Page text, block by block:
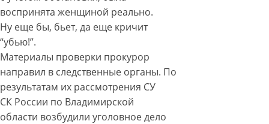
воспринята женщиной реально.
Ну еще бы, бьет, да еще кричит
“убью!”.
Материалы проверки прокурор
направил в следственные органы. По
результатам их рассмотрения СУ
СК России по Владимирской
области возбудили уголовное дело